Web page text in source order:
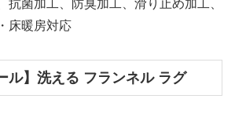
抗菌加工、防臭加工、滑り止め加工、
床暖房対応
ル】洗える フランネル ラグ